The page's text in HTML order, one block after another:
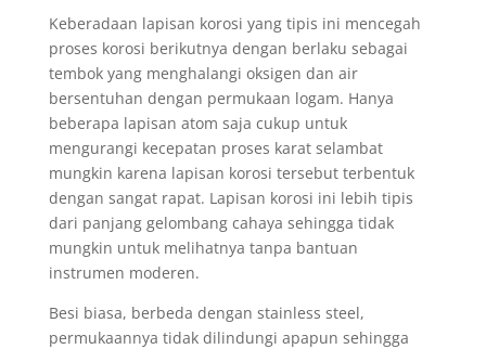
Keberadaan lapisan korosi yang tipis ini mencegah
proses korosi berikutnya dengan berlaku sebagai
tembok yang menghalangi oksigen dan air
bersentuhan dengan permukaan logam. Hanya
beberapa lapisan atom saja cukup untuk
mengurangi kecepatan proses karat selambat
mungkin karena lapisan korosi tersebut terbentuk
dengan sangat rapat. Lapisan korosi ini lebih tipis
dari panjang gelombang cahaya sehingga tidak
mungkin untuk melihatnya tanpa bantuan
instrumen moderen.
Besi biasa, berbeda dengan stainless steel,
permukaannya tidak dilindungi apapun sehingga